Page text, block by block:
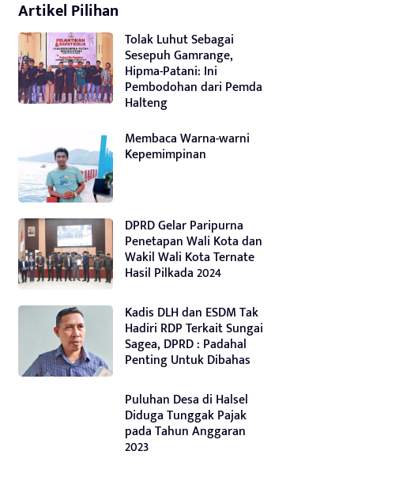
Artikel Pilihan
Tolak Luhut Sebagai
Sesepuh Gamrange,
Hipma-Patani: Ini
Pembodohan dari Pemda
Halteng
Membaca Warna-warni
Kepemimpinan
DPRD Gelar Paripurna
Penetapan Wali Kota dan
Wakil Wali Kota Ternate
Hasil Pilkada 2024
Kadis DLH dan ESDM Tak
Hadiri RDP Terkait Sungai
Sagea, DPRD : Padahal
Penting Untuk Dibahas
Puluhan Desa di Halsel
Diduga Tunggak Pajak
pada Tahun Anggaran
2023